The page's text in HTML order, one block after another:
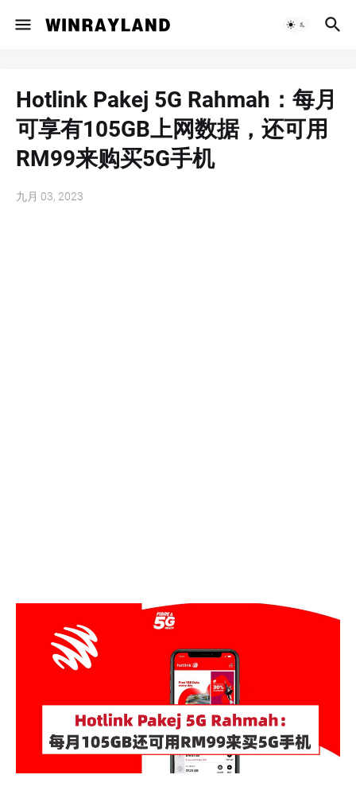
Hotlink Pakej 5G Rahmah：每月
可享有105GB上网数据，还可用
RM99来购买5G手机
九月 03, 2023